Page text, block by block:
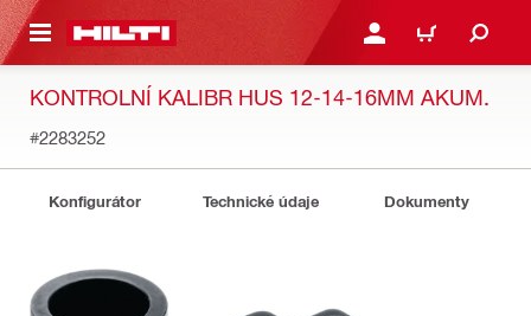
HLAVNÍ OBSAH PŘIHLÁSIT NEBO
KOŠÍK
KONTROLNÍ KALIBR HUS 12-14-16MM AKUM.
#2283252
Konfigurátor Technické údaje Dokumenty